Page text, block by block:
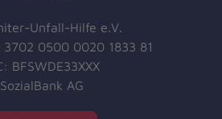
Unfall-Hilfe e.V.
3702 0500 0020 1833 81
BFSWDE33XXX
SozialBank AG